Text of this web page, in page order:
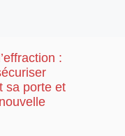
:
sa porte et